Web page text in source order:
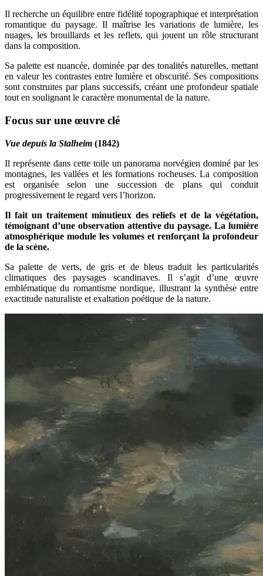
Il recherche un équilibre entre fidélité topographique et interprétation
romantique du paysage. Il maîtrise les variations de lumière, les
nuages, les brouillards et les reflets, qui jouent un rôle structurant
dans la composition.
Sa palette est nuancée, dominée par des tonalités naturelles, mettant
en valeur les contrastes entre lumière et obscurité. Ses compositions
sont construites par plans successifs, créant une profondeur spatiale
tout en soulignant le caractère monumental de la nature.
Focus sur une œuvre clé
Vue depuis la Stalheim (1842)
Il représente dans cette toile un panorama norvégien dominé par les
montagnes, les vallées et les formations rocheuses. La composition
est organisée selon une succession de plans qui conduit
progressivement le regard vers l’horizon.
Il fait un traitement minutieux des reliefs et de la végétation,
témoignant d’une observation attentive du paysage. La lumière
atmosphérique module les volumes et renforçant la profondeur
de la scène.
Sa palette de verts, de gris et de bleus traduit les particularités
climatiques des paysages scandinaves. Il s’agit d’une œuvre
emblématique du romantisme nordique, illustrant la synthèse entre
exactitude naturaliste et exaltation poétique de la nature.